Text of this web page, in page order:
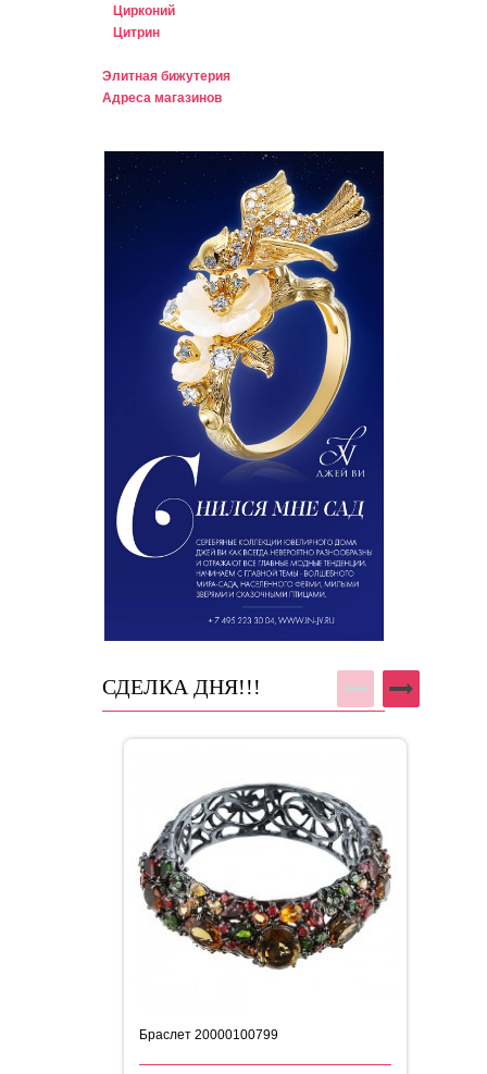
Цирконий
Цитрин
Элитная бижутерия
Адреса магазинов
СДЕЛКА ДНЯ!!!
Браслет 20000100799